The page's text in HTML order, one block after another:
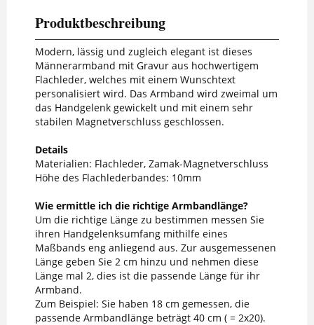
Produktbeschreibung
Modern, lässig und zugleich elegant ist dieses
Männerarmband mit Gravur aus hochwertigem
Flachleder, welches mit einem Wunschtext
personalisiert wird. Das Armband wird zweimal um
das Handgelenk gewickelt und mit einem sehr
stabilen Magnetverschluss geschlossen.
Details
Materialien: Flachleder, Zamak-Magnetverschluss
Höhe des Flachlederbandes: 10mm
Wie ermittle ich die richtige Armbandlänge?
Um die richtige Länge zu bestimmen messen Sie
ihren Handgelenksumfang mithilfe eines
Maßbands eng anliegend aus. Zur ausgemessenen
Länge geben Sie 2 cm hinzu und nehmen diese
Länge mal 2, dies ist die passende Länge für ihr
Armband.
Zum Beispiel: Sie haben 18 cm gemessen, die
passende Armbandlänge beträgt 40 cm ( = 2x20).